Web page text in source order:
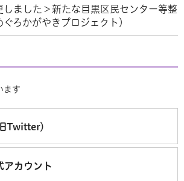
しました＞新たな目黒区民センター等整
ろかがやきプロジェクト）
ます
Twitter）
アカウント